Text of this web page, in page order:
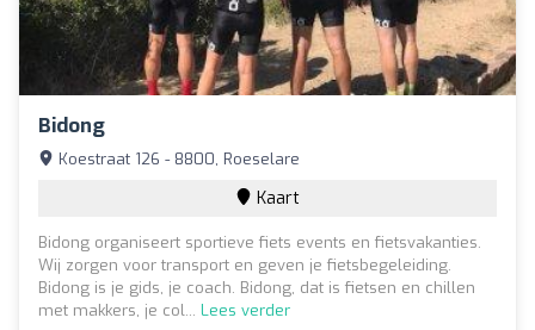
Bidong
Koestraat 126 - 8800, Roeselare
Kaart
Bidong organiseert sportieve fiets events en fietsvakanties.
Wij zorgen voor transport en geven je fietsbegeleiding.
Bidong is je gids, je coach. Bidong, dat is fietsen en chillen
met makkers, je col... Lees verder